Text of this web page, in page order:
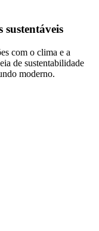
sustentáveis
com o clima e a
de sustentabilidade
moderno.